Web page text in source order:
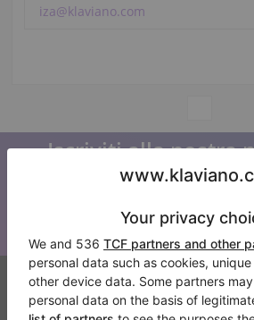
iza@klaviano.com
Iscriviti alla nostra
Tenetevi aggiornati su tutte le
Klaviano